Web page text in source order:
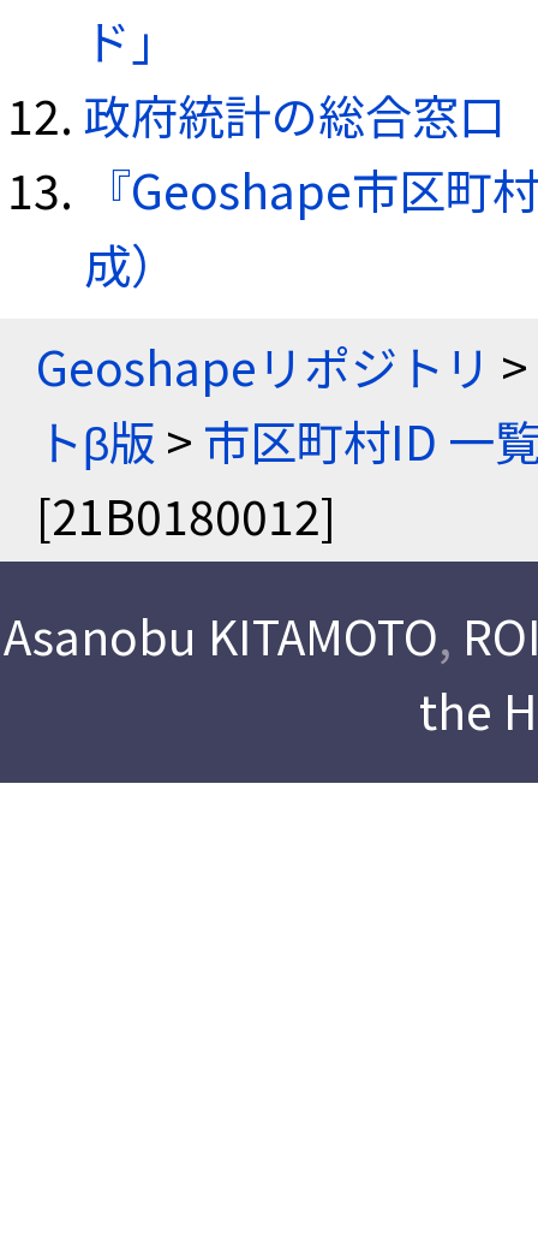
ド」
政府統計の総合窓口
『Geoshape市区町
成）
Geoshapeリポジトリ >
トβ版 > 市区町村ID 一
[21B0180012]
Asanobu KITAMOTO,
the